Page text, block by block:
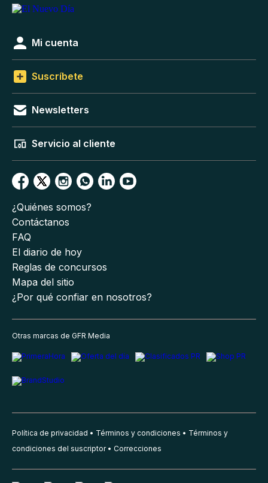
Mi cuenta
Suscríbete
Newsletters
Servicio al cliente
¿Quiénes somos?
Contáctanos
FAQ
El diario de hoy
Reglas de concursos
Mapa del sitio
¿Por qué confiar en nosotros?
Otras marcas de GFR Media
Política de privacidad Términos y condiciones
Términos y
condiciones del suscriptor
Correcciones